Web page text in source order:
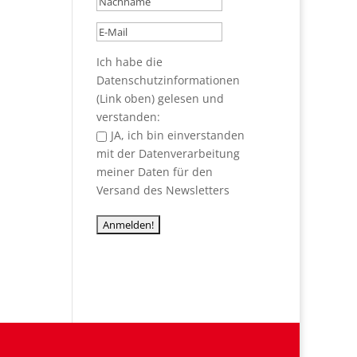
Ich habe die
Datenschutzinformationen
(Link oben) gelesen und
verstanden:
JA, ich bin einverstanden
mit der Datenverarbeitung
meiner Daten für den
Versand des Newsletters